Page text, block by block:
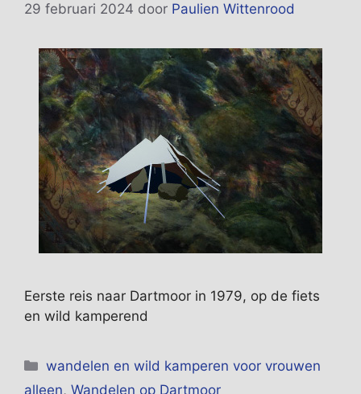
29 februari 2024 door Paulien Wittenrood
Eerste reis naar Dartmoor in 1979, op de fiets
en wild kamperend
Categorieën
wandelen en wild kamperen voor vrouwen
alleen, Wandelen op Dartmoor